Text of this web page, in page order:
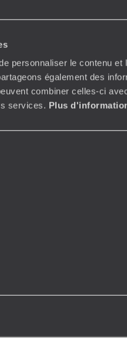
personnaliser le contenu
également des
combiner celles-ci
services. Plus